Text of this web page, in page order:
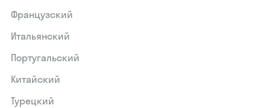
Французский
Итальянский
Португальский
Китайский
Турецкий